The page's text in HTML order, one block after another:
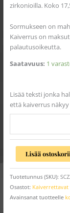
zirkonioilla. Koko
Sormukseen on
Kaiverrus on
palautusoikeutta.
Saatavuus: 1
Lisää teksti jonka
että kaiverrus
Lisää
Tuotetunnus (SKU):
Osastot:
Avainsanat tuotteelle